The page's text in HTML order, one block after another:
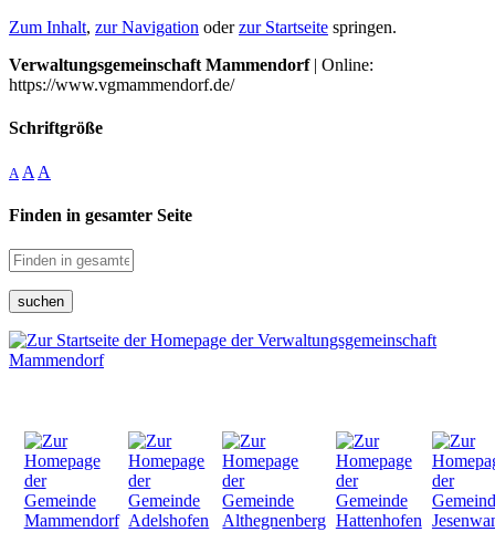
Zum Inhalt, zur Navigation oderzur Startseite springen.
Verwaltungsgemeinschaft Mammendorf| Online:
https://www.vgmammendorf.de/
Schriftgröße
A A A
Finden in gesamter Seite
suchen